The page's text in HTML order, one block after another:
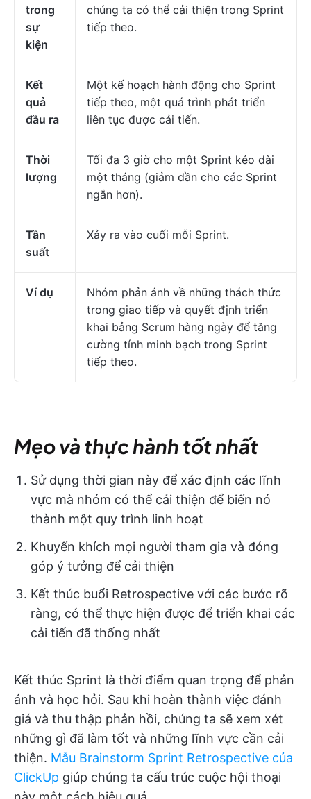
trong
sự
kiện
chúng ta có thể cải thiện trong Sprint
tiếp theo.
Kết
quả
đầu ra
Một kế hoạch hành động cho Sprint
tiếp theo, một quá trình phát triển
liên tục được cải tiến.
Thời
lượng
Tối đa 3 giờ cho một Sprint kéo dài
một tháng (giảm dần cho các Sprint
ngắn hơn).
Tần
suất
Xảy ra vào cuối mỗi Sprint.
Ví dụ
Nhóm phản ánh về những thách thức
trong giao tiếp và quyết định triển
khai bảng Scrum hàng ngày để tăng
cường tính minh bạch trong Sprint
tiếp theo.
Mẹo và thực hành tốt nhất
Sử dụng thời gian này để xác định các lĩnh
vực mà nhóm có thể cải thiện để biến nó
thành một quy trình linh hoạt
Khuyến khích mọi người tham gia và đóng
góp ý tưởng để cải thiện
Kết thúc buổi Retrospective với các bước rõ
ràng, có thể thực hiện được để triển khai các
cải tiến đã thống nhất
Kết thúc Sprint là thời điểm quan trọng để phản
ánh và học hỏi. Sau khi hoàn thành việc đánh
giá và thu thập phản hồi, chúng ta sẽ xem xét
những gì đã làm tốt và những lĩnh vực cần cải
thiện. Mẫu Brainstorm Sprint Retrospective của
ClickUp giúp chúng ta cấu trúc cuộc hội thoại